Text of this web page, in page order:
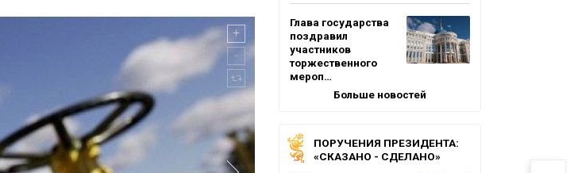
Глава государства
поздравил
участников
торжественного
мероп…
Больше новостей
ПОРУЧЕНИЯ ПРЕЗИДЕНТА:
«СКАЗАНО - СДЕЛАНО»